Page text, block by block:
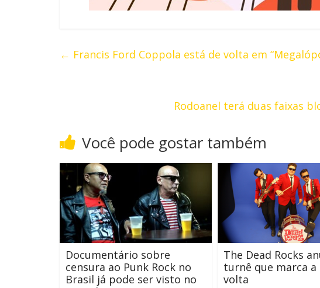
← Francis Ford Coppola está de volta em
Rodoanel terá duas faixas
Você pode gostar também
Documentário sobre
censura ao Punk Rock no
Brasil já pode ser visto no
The Dead Rocks
turnê que marca a
volta